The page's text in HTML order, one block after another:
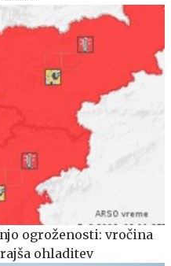
ogroženosti: vročina
ohladitev